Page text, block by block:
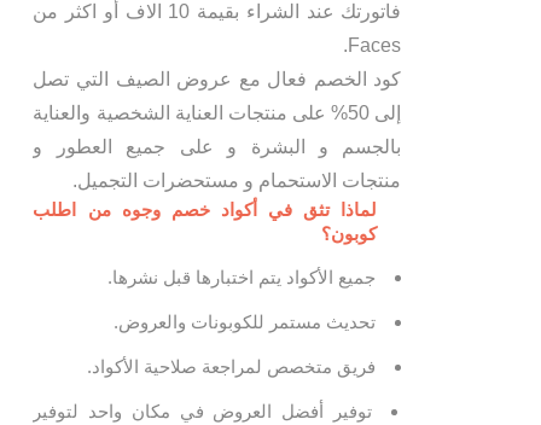
فاتورتك عند الشراء بقيمة 10 الاف أو اكثر من
Faces.
كود الخصم فعال مع عروض الصيف التي تصل
إلى 50% على منتجات العناية الشخصية والعناية
بالجسم و البشرة و على جميع العطور و
منتجات الاستحمام و مستحضرات التجميل.
لماذا تثق في أكواد خصم وجوه من اطلب
كوبون؟
جميع الأكواد يتم اختبارها قبل نشرها.
تحديث مستمر للكوبونات والعروض.
فريق متخصص لمراجعة صلاحية الأكواد.
توفير أفضل العروض في مكان واحد لتوفير